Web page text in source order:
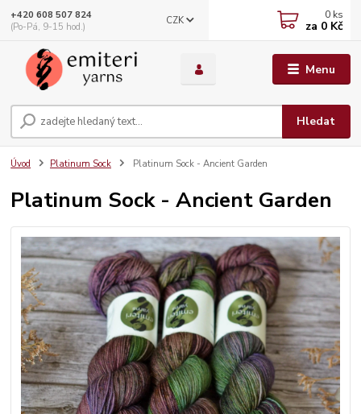
Menu
CZK
Hledat
+420 608 507 824
(Po-Pá, 9-15 hod.)
0 ks
za 0 Kč
Úvod Platinum Sock Platinum Sock - Ancient Garden
Platinum Sock - Ancient Garden